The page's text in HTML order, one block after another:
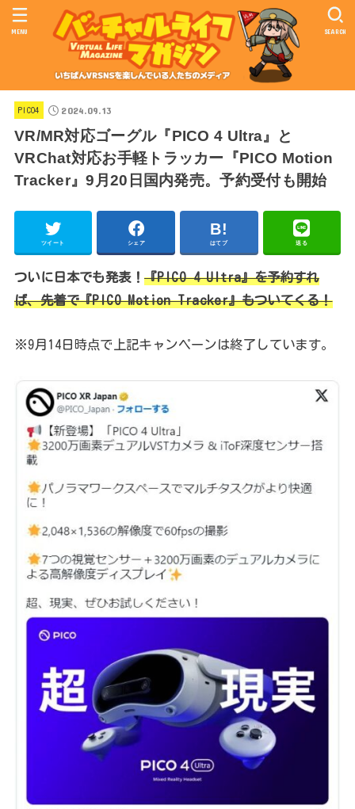
SEARCH
MENU
PICO4 2024.09.13
VR/MR対応ゴーグル『PICO 4 Ultra』と
VRChat対応お手軽トラッカー『PICO Motion
Tracker』9月20日国内発売。予約受付も開始
ツイート シェア はてブ 送る
ついに日本でも発表！『PICO 4 Ultra』を予約すれ
ば、先着で『PICO Motion Tracker』もついてくる！
※9月14日時点で上記キャンペーンは終了しています。